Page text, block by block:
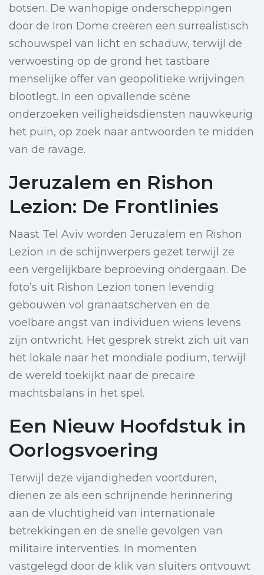
botsen. De wanhopige onderscheppingen
door de Iron Dome creëren een surrealistisch
schouwspel van licht en schaduw, terwijl de
verwoesting op de grond het tastbare
menselijke offer van geopolitieke wrijvingen
blootlegt. In een opvallende scène
onderzoeken veiligheidsdiensten nauwkeurig
het puin, op zoek naar antwoorden te midden
van de ravage.
Jeruzalem en Rishon
Lezion: De Frontlinies
Naast Tel Aviv worden Jeruzalem en Rishon
Lezion in de schijnwerpers gezet terwijl ze
een vergelijkbare beproeving ondergaan. De
foto’s uit Rishon Lezion tonen levendig
gebouwen vol granaatscherven en de
voelbare angst van individuen wiens levens
zijn ontwricht. Het gesprek strekt zich uit van
het lokale naar het mondiale podium, terwijl
de wereld toekijkt naar de precaire
machtsbalans in het spel.
Een Nieuw Hoofdstuk in
Oorlogsvoering
Terwijl deze vijandigheden voortduren,
dienen ze als een schrijnende herinnering
aan de vluchtigheid van internationale
betrekkingen en de snelle gevolgen van
militaire interventies. In momenten
vastgelegd door de klik van sluiters ontvouwt